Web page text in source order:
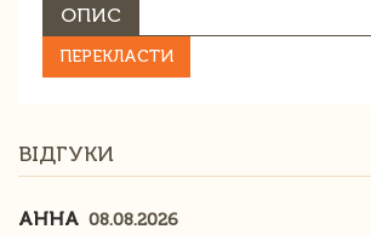
ОПИС
ПЕРЕКЛАСТИ
ВІДГУКИ
АННА 08.08.2026